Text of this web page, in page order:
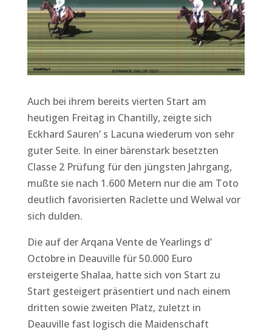
Auch bei ihrem bereits vierten Start am
heutigen Freitag in Chantilly, zeigte sich
Eckhard Sauren’ s Lacuna wiederum von sehr
guter Seite. In einer bärenstark besetzten
Classe 2 Prüfung für den jüngsten Jahrgang,
mußte sie nach 1.600 Metern nur die am Toto
deutlich favorisierten Raclette und Welwal vor
sich dulden.
Die auf der Arqana Vente de Yearlings d’
Octobre in Deauville für 50.000 Euro
ersteigerte Shalaa, hatte sich von Start zu
Start gesteigert präsentiert und nach einem
dritten sowie zweiten Platz, zuletzt in
Deauville fast logisch die Maidenschaft